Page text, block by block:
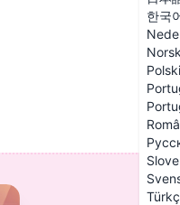
한국
Polski